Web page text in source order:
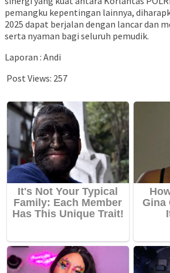
pemangku kepentingan lainnya,
2025 dapat berjalan dengan lancar dan
serta nyaman bagi seluruh pemudik.
Laporan : Andi
Post Views: 257